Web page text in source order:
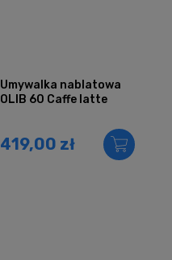
Umywalka nablatowa
OLIB 60 Caffe latte
419,00 zł